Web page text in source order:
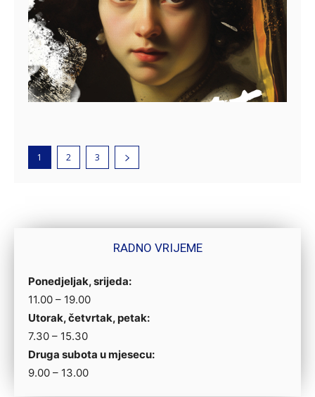
1 2 3
RADNO VRIJEME
Ponedjeljak, srijeda:
11.00 – 19.00
Utorak, četvrtak, petak:
7.30 – 15.30
Druga subota u mjesecu:
9.00 – 13.00